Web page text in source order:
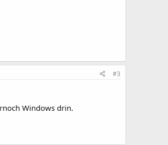
#3
Windows drin.